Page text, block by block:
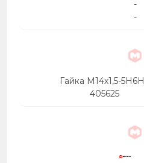
-
-
Гайка М14х1,5-5Н6Н
405625